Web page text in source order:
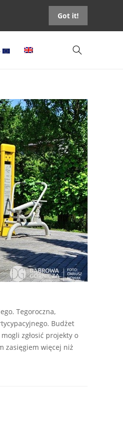
Got it!
Tegoroczna,
Budżet
zgłosić projekty o
zasięgiem więcej niż